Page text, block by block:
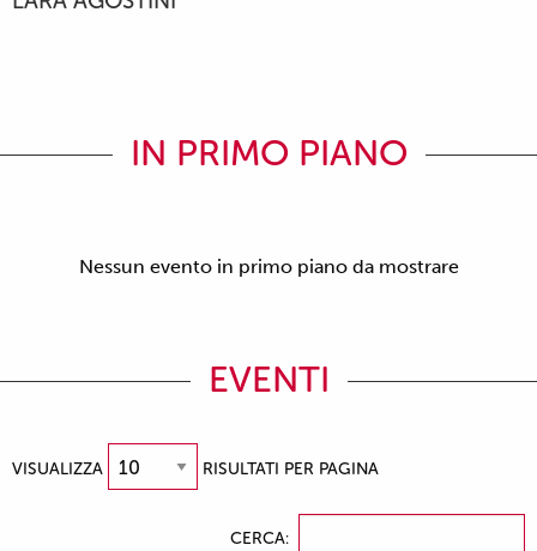
IN PRIMO PIANO
Nessun evento in primo piano da mostrare
EVENTI
VISUALIZZA RISULTATI PER PAGINA
CERCA: